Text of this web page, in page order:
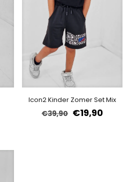
Icon2 Kinder Zomer Set Mix
€39,90 €19,90